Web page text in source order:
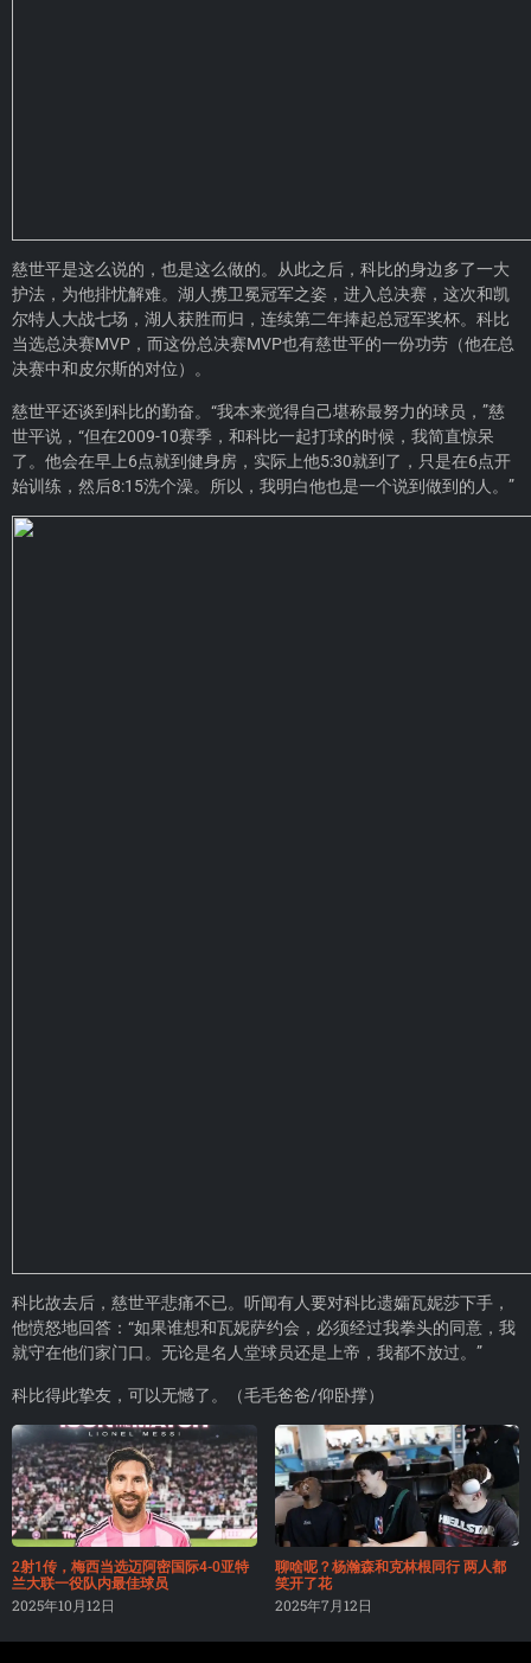
慈世平是这么说的，也是这么做的。从此之后，科比的身边多了一大
护法，为他排忧解难。湖人携卫冕冠军之姿，进入总决赛，这次和凯
尔特人大战七场，湖人获胜而归，连续第二年捧起总冠军奖杯。科比
当选总决赛MVP，而这份总决赛MVP也有慈世平的一份功劳（他在总
决赛中和皮尔斯的对位）。
慈世平还谈到科比的勤奋。“我本来觉得自己堪称最努力的球员，”慈
世平说，“但在2009-10赛季，和科比一起打球的时候，我简直惊呆
了。他会在早上6点就到健身房，实际上他5:30就到了，只是在6点开
始训练，然后8:15洗个澡。所以，我明白他也是一个说到做到的人。”
科比故去后，慈世平悲痛不已。听闻有人要对科比遗孀瓦妮莎下手，
他愤怒地回答：“如果谁想和瓦妮萨约会，必须经过我拳头的同意，我
就守在他们家门口。无论是名人堂球员还是上帝，我都不放过。”
科比得此挚友，可以无憾了。（毛毛爸爸/仰卧撑）
2射1传，梅西当选迈阿密国际4-0亚特
兰大联一役队内最佳球员
2025年10月12日
聊啥呢？杨瀚森和克林根同行 两人都
笑开了花
2025年7月12日